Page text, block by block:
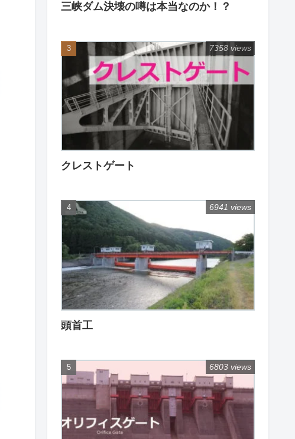
三峡ダム決壊の噂は本当なのか！？
クレストゲート
7358 views
頭首工
6941 views
6803 views